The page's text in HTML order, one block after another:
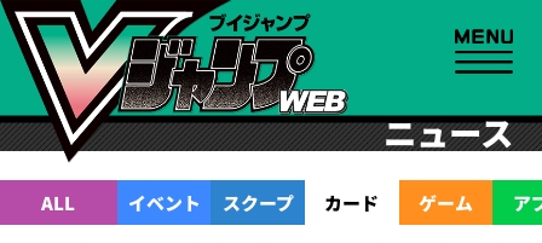
ニュース
ALL イベント スクープ カード ゲーム ア